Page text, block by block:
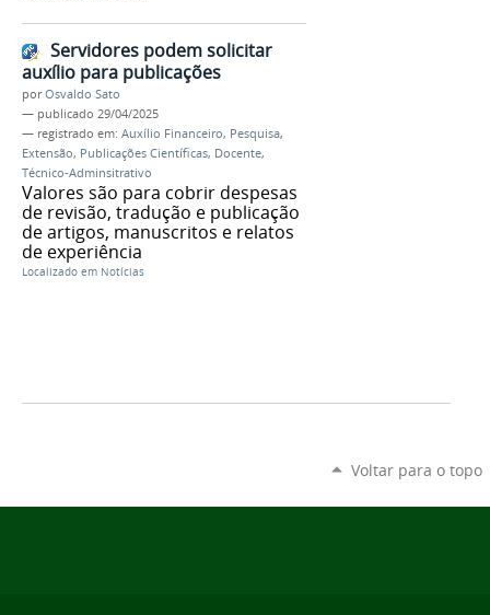
Servidores podem solicitar
auxílio para publicações
porOsvaldo Sato
— publicado 29/04/2025
— registrado em: Auxílio Financeiro, Pesquisa,
Extensão, Publicações Científicas, Docente,
Técnico-Adminsitrativo
Valores são para cobrir despesas
de revisão, tradução e publicação
de artigos, manuscritos e relatos
de experiência
Localizado em Notícias
Voltar para o topo